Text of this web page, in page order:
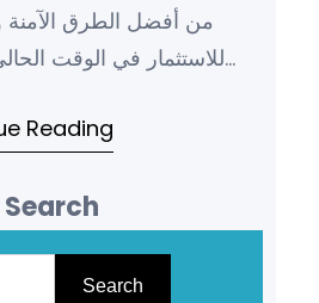
من أفضل الطرق الآمنة
للاستثمار في الوقت
يمكنك الاستفادة…
Reading
Search
Search